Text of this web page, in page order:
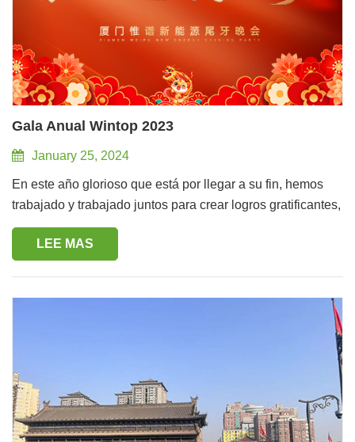
Gala Anual Wintop 2023
January 25, 2024
En este año glorioso que está por llegar a su fin, hemos
trabajado y trabajado juntos para crear logros gratificantes,
logrando el crecimiento y desarrollo de la empresa. Para
agradecer a todos por su arduo trabajo y dedicación
inolvidable fiesta de fin de año el 19 de enero de 2024. 1.
año dieron inicio a la fiesta. 2. Actuación de programa
emocionante: Wintop ha planificado cuidadosamente una
serie de programas de actuación emocionantes y diversos,
con música y baile maravillosos, que provocan risas y
LEE MAS